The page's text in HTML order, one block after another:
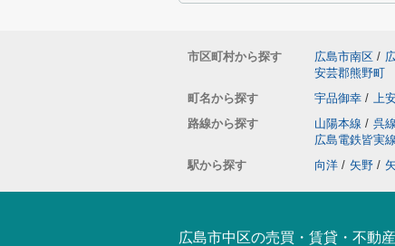
市区町村から探す 広島市南区 /
安芸郡熊野町
町名から探す
宇品御幸 / 上
路線から探す
山陽本線 / 呉線
広島電鉄皆実線
駅から探す
向洋 / 矢野 /
広島市中区の売買・賃貸・不動